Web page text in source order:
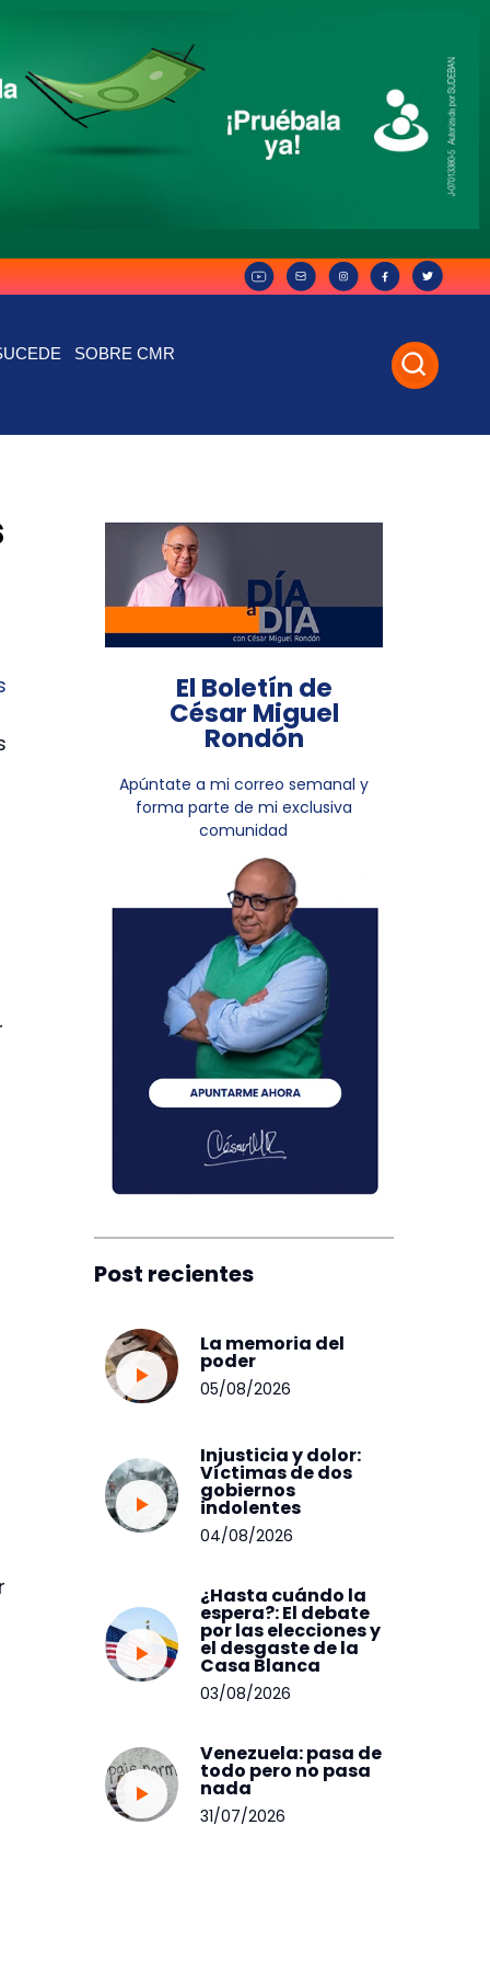
SOBRE CMR
El Boletín de
César Miguel
Rondón
Apúntate a mi correo semanal y
forma parte de mi exclusiva
comunidad
Post recientes
La memoria del
poder
05/08/2026
Injusticia y dolor:
Víctimas de dos
gobiernos
indolentes
04/08/2026
¿Hasta cuándo la
espera?: El debate
por las elecciones y
el desgaste de la
Casa Blanca
03/08/2026
Venezuela: pasa de
todo pero no pasa
nada
31/07/2026